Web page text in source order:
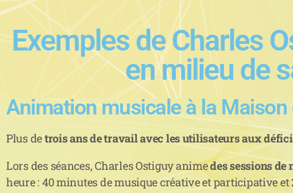
Exemples de Charles
en milieu de
Animation musicale à la
Plus detrois ans de travail avec les utilisateurs aux
Lors des séances, Charles Ostiguy animedes sessions de
heure : 40 minutes de musique créative et participative